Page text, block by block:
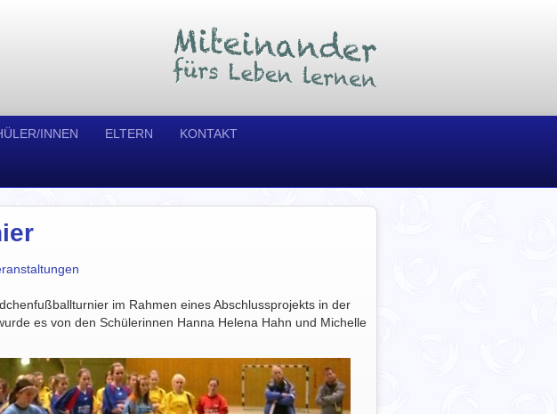
INNEN ELTERN KONTAKT
im Rahmen eines Abschlussprojekts in der
es von den Schülerinnen Hanna Helena Hahn und Michelle